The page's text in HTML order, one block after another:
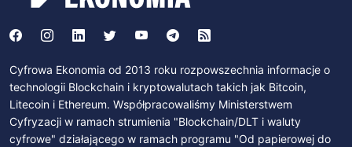
Cyfrowa Ekonomia od 2013 roku rozpowszechnia informacje o
technologii Blockchain i kryptowalutach takich jak Bitcoin,
Litecoin i Ethereum. Współpracowaliśmy Ministerstwem
Cyfryzacji w ramach strumienia "Blockchain/DLT i waluty
cyfrowe" działającego w ramach programu "Od papierowej do